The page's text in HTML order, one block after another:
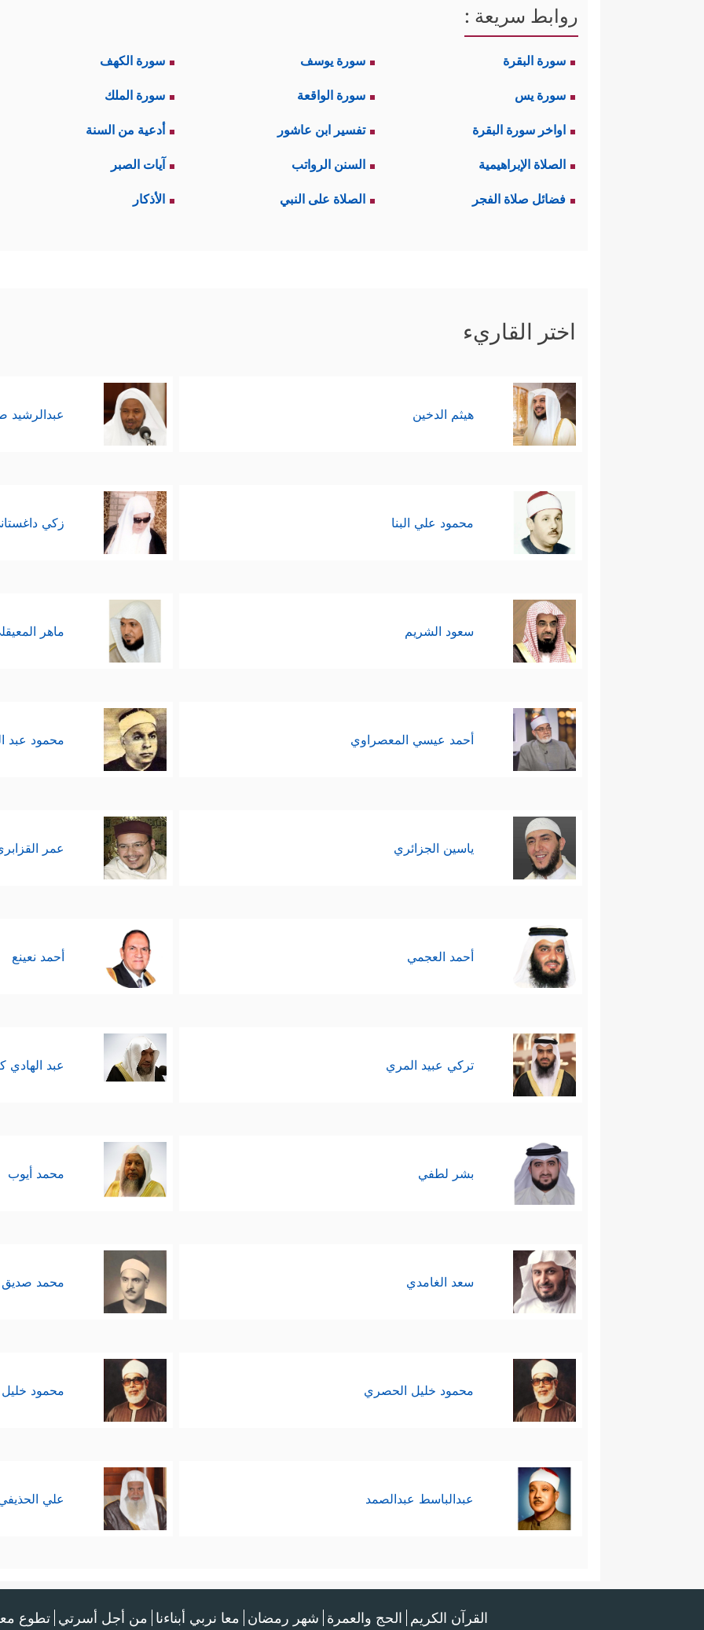
روابط سريعة :
سورة البقرة سورة يوسف سورة الكهف
سورة يس سورة الواقعة سورة الملك
اواخر سورة البقرة تفسير ابن عاشور أدعية من السنة
الصلاة الإبراهيمية السنن الرواتب آيات الصبر
فضائل صلاة الفجر الصلاة على النبي الأذكار
اختر القاريء
هيثم الدخين عبدالرشيد
محمود علي البنا زكي
سعود الشريم ماهر
أحمد عيسي المعصراوي محمود عبد
ياسين الجزائري عمر
أحمد العجمي أحمد نعينع
تركي عبيد المري عبد الهادي
بشر لطفي محمد أيوب
سعد الغامدي محمد صديق
محمود خليل الحصري محمود
عبدالباسط عبدالصمد علي
القرآن الكريم الحج والعمرة شهر رمضان معا نربي أبناءنا من أجل أسرتي تطوع